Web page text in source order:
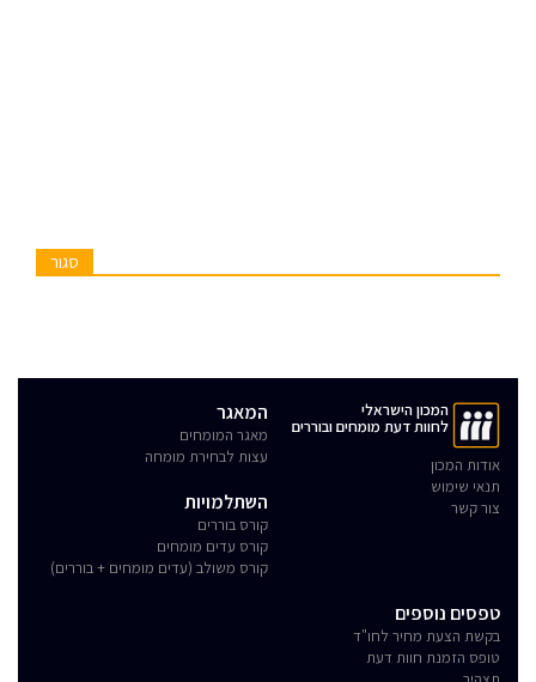
סגור
המכון הישראלי
לחוות דעת מומחים ובוררים
אודות המכון
תנאי שימוש
צור קשר
המאגר
מאגר המומחים
עצות לבחירת מומחה
השתלמויות
קורס בוררים
קורס עדים מומחים
קורס משולב (עדים מומחים + בוררים)
טפסים נוספים
בקשת הצעת מחיר לחו"ד
טופס הזמנת חוות דעת